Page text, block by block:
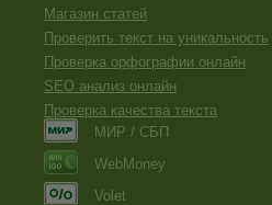
Магазин статей
Проверить текст на уникальность
Проверка орфографии онлайн
SEO анализ онлайн
Проверка качества текста
МИР / СБП
WebMoney
Volet